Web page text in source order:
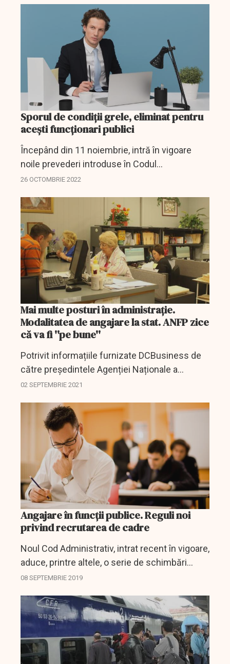
Sporul de condiții grele, eliminat pentru
acești funcționari publici
Începând din 11 noiembrie, intră în vigoare
noile prevederi introduse în Codul
administrativ referitoare la activitatea
26 OCTOMBRIE 2022
Mai multe posturi în administrație.
Modalitatea de angajare la stat. ANFP zice
că va fi ''pe bune''
Potrivit informațiile furnizate DCBusiness de
către președintele Agenției Naționale a
Funcționarilor Publici, Liviu Mălureanu,
sistem a crescut,...
02 SEPTEMBRIE 2021
Angajare în funcții publice. Reguli noi
privind recrutarea de cadre
Noul Cod Administrativ, intrat recent în vigoare,
aduce, printre altele, o serie de schimbări
referitoare la cariera funcționarilor publici. În
act...
08 SEPTEMBRIE 2019